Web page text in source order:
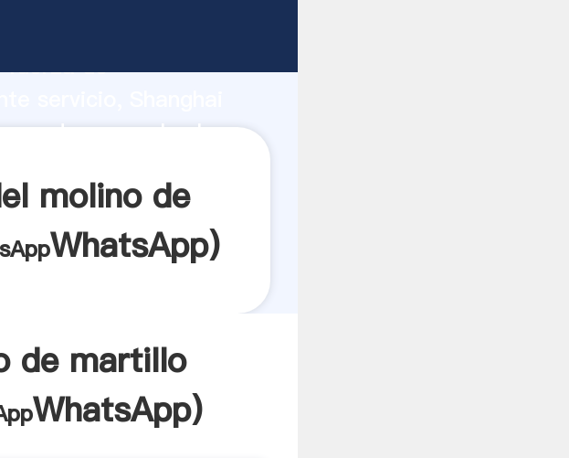
fuerza de
crea el valor y
molino de
WhatsApp)
de martillo
WhatsApp)